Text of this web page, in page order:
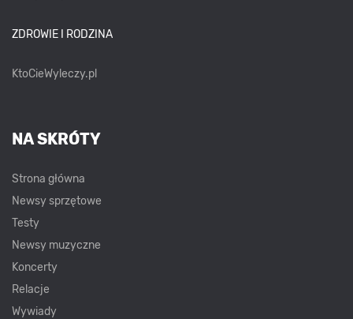
ZDROWIE I RODZINA
KtoCieWyleczy.pl
NA SKRÓTY
Strona główna
Newsy sprzętowe
Testy
Newsy muzyczne
Koncerty
Relacje
Wywiady